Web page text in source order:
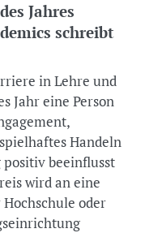
Jahres
schreibt
in Lehre und
Jahr eine Person
Handeln
beeinflusst
wird an eine
oder